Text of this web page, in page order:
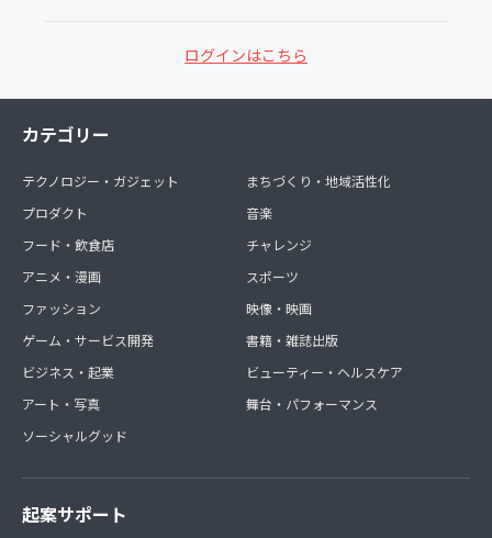
ログインはこちら
カテゴリー
テクノロジー・ガジェット
プロダクト
フード・飲食店
アニメ・漫画
ファッション
ゲーム・サービス開発
ビジネス・起業
アート・写真
ソーシャルグッド
まちづくり・地域活性化
音楽
チャレンジ
スポーツ
映像・映画
書籍・雑誌出版
ビューティー・ヘルスケア
舞台・パフォーマンス
起案サポート